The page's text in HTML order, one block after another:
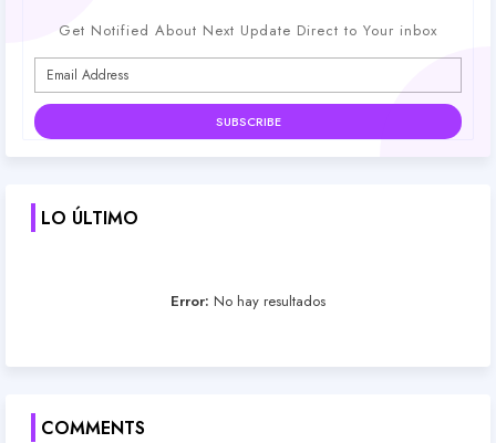
Get Notified About Next Update Direct to Your inbox
LO ÚLTIMO
Error: No hay resultados
COMMENTS